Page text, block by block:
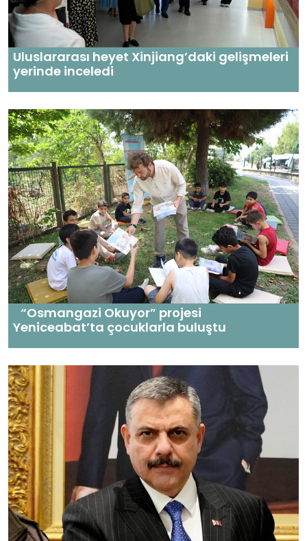
Uluslararası heyet Xinjiang’daki gelişmeleri
yerinde inceledi
“Osmangazi Okuyor” projesi
Yeniceabat’ta çocuklarla buluştu